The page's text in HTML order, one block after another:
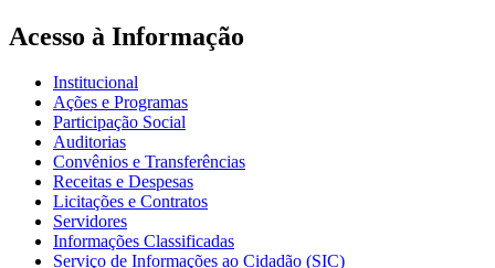
Acesso à Informação
Institucional
Ações e Programas
Participação Social
Auditorias
Convênios e Transferências
Receitas e Despesas
Licitações e Contratos
Servidores
Informações Classificadas
Serviço de Informações ao Cidadão (SIC)